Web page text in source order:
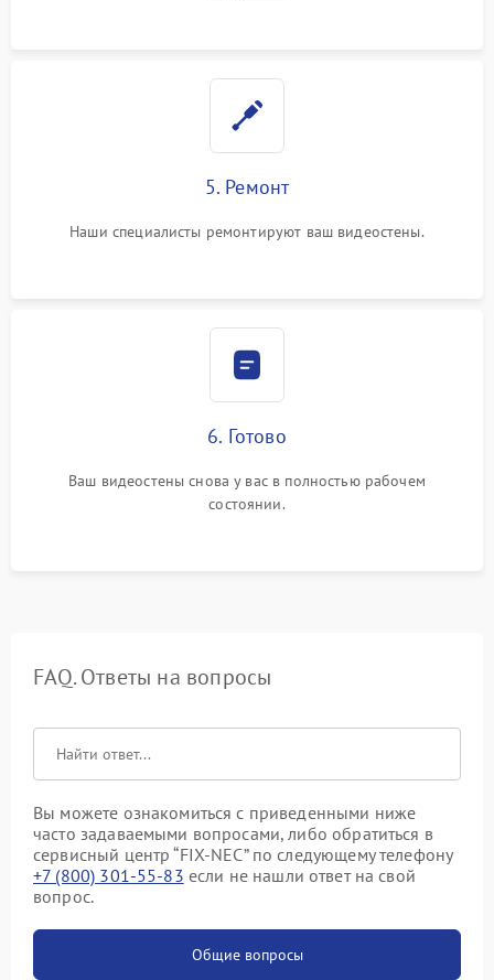
5. Ремонт
Наши специалисты ремонтируют ваш видеостены.
6. Готово
Ваш видеостены снова у вас в полностью рабочем
состоянии.
FAQ. Ответы на вопросы
Вы можете ознакомиться с приведенными ниже
часто задаваемыми вопросами, либо обратиться в
сервисный центр “FIX-NEC” по следующему телефону
+7 (800) 301-55-83 если не нашли ответ на свой
вопрос.
Общие вопросы